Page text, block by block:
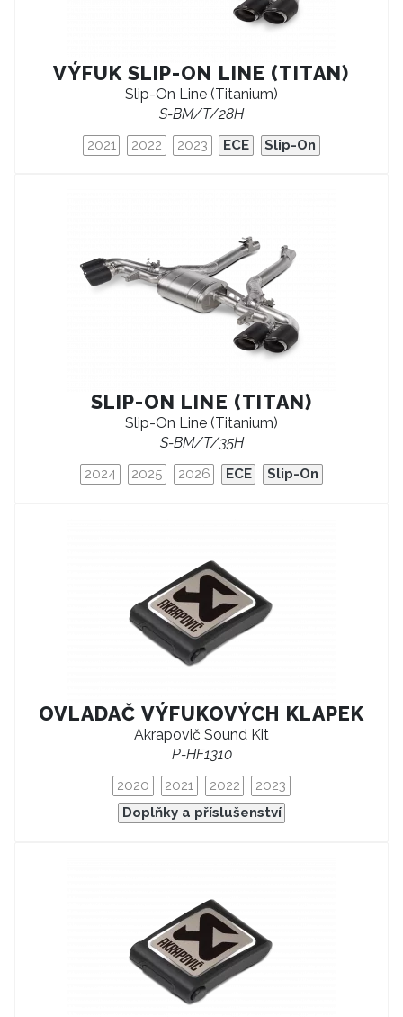
VÝFUK SLIP-ON LINE (TITAN)
Slip-On Line (Titanium)
S-BM/T/28H
2021 2022 2023 ECE Slip-On
SLIP-ON LINE (TITAN)
Slip-On Line (Titanium)
S-BM/T/35H
2024 2025 2026 ECE Slip-On
OVLADAČ VÝFUKOVÝCH KLAPEK
Akrapovič Sound Kit
P-HF1310
2020 2021 2022
2023
Doplňky a příslušenství